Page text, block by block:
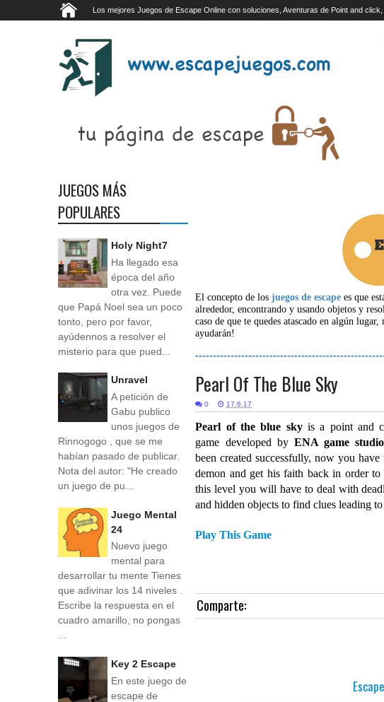
Los mejores Juegos de Escape Online con soluciones, Aventuras de Point and
El concepto de losjuegos de escape es que
alrededor, encontrando y usando objetos y
caso de que te quedes atascado en algún
ayudarán!
Pearl Of The Blue Sky
0 17.6.17
Pearl of the blue skyis a point and
game developed by ENA game
been created successfully, now you
demon and get his faith back in order
this level you will have to deal with
and hidden objects to find clues leading
Play This Game
Comparte:
JUEGOS MÁS
POPULARES
Holy Night7
Ha llegado esa
época del año
otra vez. Puede
que Papá Noel sea un poco
tonto, pero por favor,
ayúdennos a resolver el
misterio para que pued...
Unravel
A petición de
Gabu publico
unos juegos de
Rinnogogo , que se me
habían pasado de publicar.
Nota del autor: "He creado
un juego de pu...
Juego Mental
24
Nuevo juego
mental para
desarrollar tu mente Tienes
que adivinar los 14 niveles .
Escribe la respuesta en el
cuadro amarillo, no pongas
...
Key 2 Escape
En este juego de
escape de